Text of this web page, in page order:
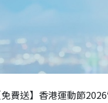
費送】香港運動節